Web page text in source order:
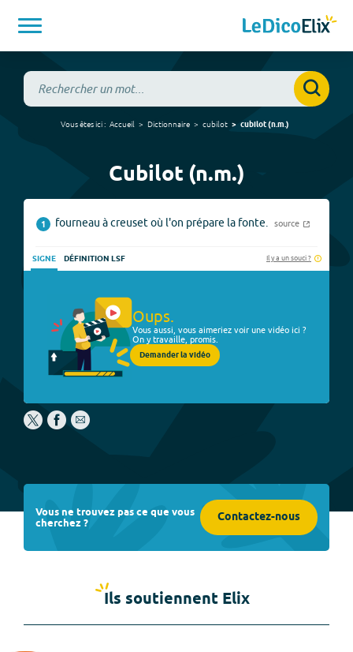
Vous êtes ici : Accueil Dictionnaire cubilot cubilot(n.m.)
Cubilot (n.m.)
1 fourneau à creuset où l'on prépare la fonte. source
SIGNE DÉFINITION LSF Il y a un souci ?
Oups.
Vous aussi, vous aimeriez voir une vidéo ici ?
On y travaille, promis.
Demander la vidéo
Vous ne trouvez pas ce que vous
cherchez ? Contactez-nous
Ils soutiennent Elix